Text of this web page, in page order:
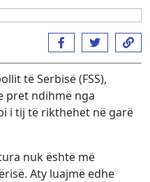
të Serbisë (FSS),
pret ndihmë nga
i tij të rikthehet në garë
nuk është më
Aty luajmë edhe